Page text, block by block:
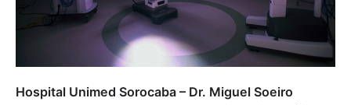
Hospital Unimed Sorocaba – Dr. Miguel Soeiro